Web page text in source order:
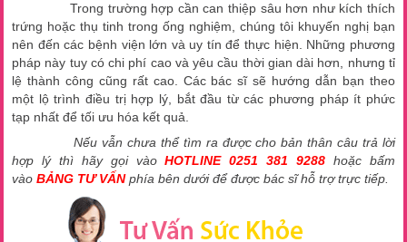
Trong trường hợp cần can thiệp sâu hơn như kích thích
trứng hoặc thụ tinh trong ống nghiệm, chúng tôi khuyến nghị bạn
nên đến các bệnh viện lớn và uy tín để thực hiện. Những phương
pháp này tuy có chi phí cao và yêu cầu thời gian dài hơn, nhưng tỉ
lệ thành công cũng rất cao. Các bác sĩ sẽ hướng dẫn bạn theo
một lộ trình điều trị hợp lý, bắt đầu từ các phương pháp ít phức
tạp nhất để tối ưu hóa kết quả.
Nếu vẫn chưa thể tìm ra được cho bản thân câu trả lời
hợp lý thì hãy gọi vàoHOTLINE 0251 381 9288 hoặc bấm
vàoBẢNG TƯ VẤNphía bên dưới để được bác sĩ hỗ trợ trực tiếp.